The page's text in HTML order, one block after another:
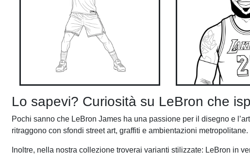
Lo sapevi? Curiosità su LeBron che
Pochi sanno che LeBron James ha una passione per il disegno e
ritraggono con sfondi street art, graffiti e ambientazioni metropolitane.
Inoltre, nella nostra collezione troverai varianti stilizzate: LeBron in